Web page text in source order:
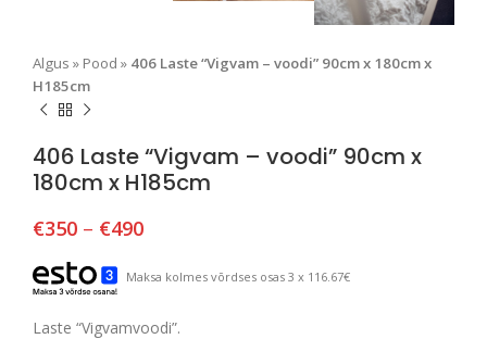
Algus » Pood » 406 Laste “Vigvam – voodi” 90cm x 180cm x
H185cm
406 Laste “Vigvam – voodi” 90cm x
180cm x H185cm
€350 – €490
Maksa kolmes võrdses osas 3 x 116.67€
Laste “Vigvamvoodi”.